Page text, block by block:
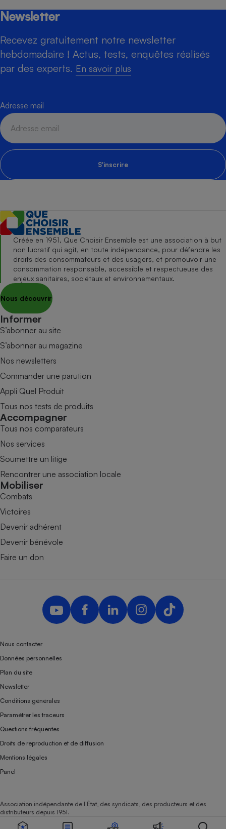
Newsletter
Recevez gratuitement notre newsletter
hebdomadaire ! Actus, tests, enquêtes réalisés
par des experts. En savoir plus
Adresse mail
S'inscrire
Créée en 1951, Que Choisir Ensemble est une association à but
non lucratif qui agit, en toute indépendance, pour défendre les
droits des consommateurs et des usagers, et promouvoir une
consommation responsable, accessible et respectueuse des
enjeux sanitaires, sociétaux et environnementaux.
Nous découvrir
Informer
S’abonner au site
S’abonner au magazine
Nos newsletters
Commander une parution
Appli Quel Produit
Tous nos tests de produits
Accompagner
Tous nos comparateurs
Nos services
Soumettre un litige
Rencontrer une association locale
Mobiliser
Combats
Victoires
Devenir adhérent
Devenir bénévole
Faire un don
Nous contacter
Données personnelles
Plan du site
Newsletter
Conditions générales
Paramétrer les traceurs
Questions fréquentes
Droits de reproduction et de diffusion
Mentions légales
Panel
Association indépendante de l’État, des syndicats, des producteurs et des
distributeurs depuis 1951.